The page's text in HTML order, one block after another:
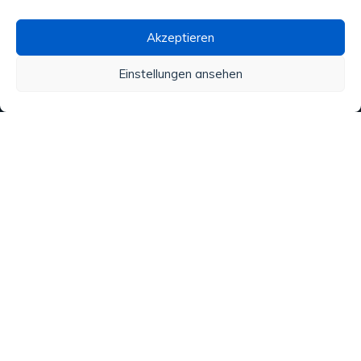
Akzeptieren
Einstellungen ansehen
Wasseraufbereitung